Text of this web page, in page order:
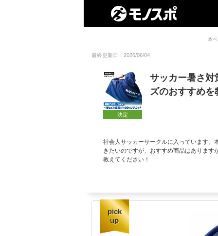
本
最終更新日：2026/06/04
決定
サッカー暑さ対
ズのおすすめを
社会人サッカーサークルに入っています。
きたいのですが、おすすめ商品はありま
教えてください！
pick
up